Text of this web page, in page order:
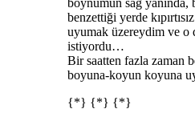
benzettiği yerde
uyumak üzereydim ve o
istiyordu…
Bir saatten fazla zaman
boyuna-koyun koyuna
{*} {*} {*}